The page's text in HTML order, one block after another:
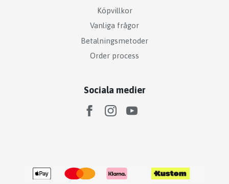
Köpvillkor
Vanliga frågor
Betalningsmetoder
Order process
Sociala medier